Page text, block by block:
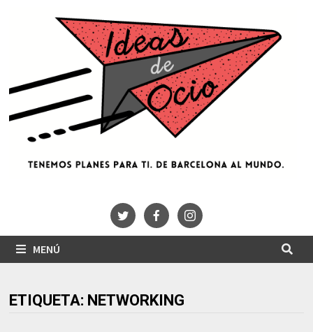
MENÚ
ETIQUETA: NETWORKING